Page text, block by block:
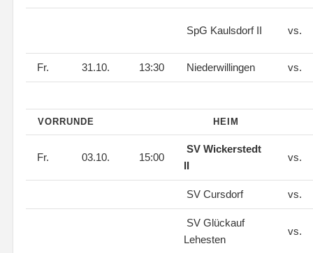
SpG Kaulsdorf II vs.
Fr. 31.10. 13:30 Niederwillingen vs.
VORRUNDE HEIM
Fr. 03.10. 15:00
SV Wickerstedt
II
vs.
SV Cursdorf vs.
SV Glückauf
Lehesten
vs.